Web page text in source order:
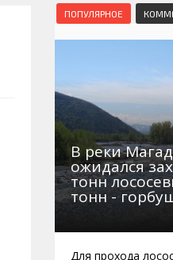
ПОПУЛЯРНОЕ
В реки
ожидался
тонн
тонн -
Для прохода